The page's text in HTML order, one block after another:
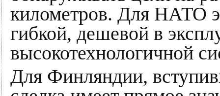
километров. Для НАТО
гибкой, дешевой в
высокотехнологичной
Для Финляндии,